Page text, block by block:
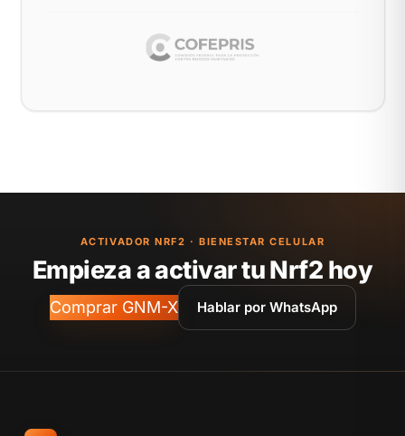
ACTIVADOR NRF2 · BIENESTAR CELULAR
Empieza a activar tu Nrf2 hoy
Comprar GNM-X Hablar por WhatsApp